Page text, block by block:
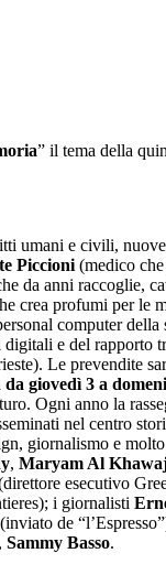
” il tema della
umani e civili,
Piccioni (medico
da anni raccoglie,
crea profumi per le
computer della
e del rapporto
Le prevendite
da giovedì 3 a
Ogni anno la
nel centro
giornalismo e
, Maryam Al
esecutivo
i giornalisti
(inviato de
Sammy Basso.